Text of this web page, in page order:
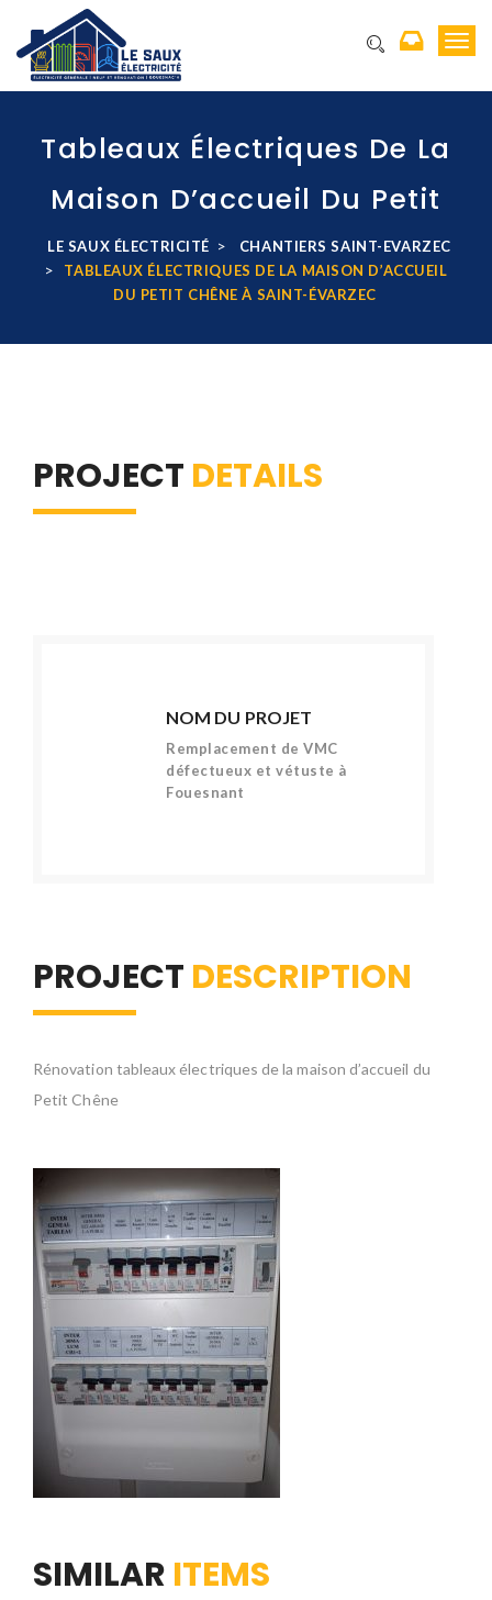
T
o
Tableaux Électriques De La
Maison D’accueil Du Petit
Chêne À Saint-Évarzec
LE SAUX ÉLECTRICITÉ > CHANTIERS SAINT-EVARZEC
>
TABLEAUX ÉLECTRIQUES DE LA MAISON D’ACCUEIL
DU PETIT CHÊNE À SAINT-ÉVARZEC
PROJECT DETAILS
NOM DU PROJET
Remplacement de VMC
défectueux et vétuste à
Fouesnant
PROJECT DESCRIPTION
Rénovation tableaux électriques de la maison d’accueil du
Petit Chêne
SIMILAR ITEMS